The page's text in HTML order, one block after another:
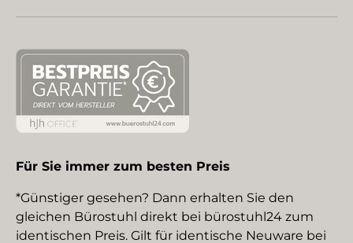
Für Sie immer zum besten Preis
*Günstiger gesehen? Dann erhalten Sie den
gleichen Bürostuhl direkt bei bürostuhl24 zum
identischen Preis. Gilt für identische Neuware bei